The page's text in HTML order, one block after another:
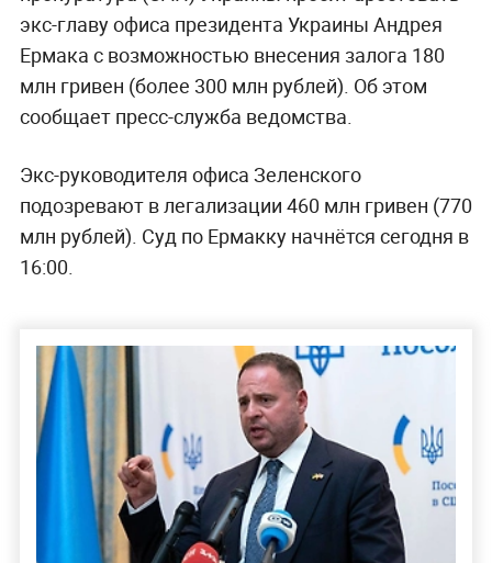
экс-главу офиса президента Украины Андрея
Ермака с возможностью внесения залога 180
млн гривен (более 300 млн рублей). Об этом
сообщает пресс-служба ведомства.
Экс-руководителя офиса Зеленского
подозревают в легализации 460 млн гривен (770
млн рублей). Суд по Ермакку начнётся сегодня в
16:00.